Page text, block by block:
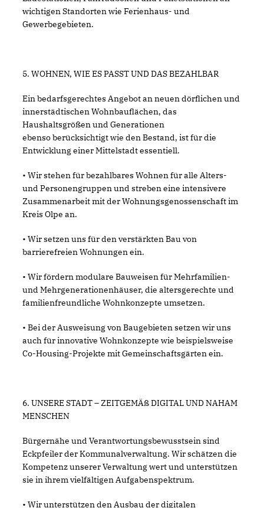
wichtigen Standorten wie Ferienhaus- und
Gewerbegebieten.
5. WOHNEN, WIE ES PASST UND DAS BEZAHLBAR
Ein bedarfsgerechtes Angebot an neuen dörflichen und
innerstädtischen Wohnbauflächen, das
Haushaltsgrößen und Generationen
ebenso berücksichtigt wie den Bestand, ist für die
Entwicklung einer Mittelstadt essentiell.
• Wir stehen für bezahlbares Wohnen für alle Alters-
und Personengruppen und streben eine intensivere
Zusammenarbeit mit der Wohnungsgenossenschaft im
Kreis Olpe an.
• Wir setzen uns für den verstärkten Bau von
barrierefreien Wohnungen ein.
• Wir fördern modulare Bauweisen für Mehrfamilien-
und Mehrgenerationenhäuser, die altersgerechte und
familienfreundliche Wohnkonzepte umsetzen.
• Bei der Ausweisung von Baugebieten setzen wir uns
auch für innovative Wohnkonzepte wie beispielsweise
Co-Housing-Projekte mit Gemeinschaftsgärten ein.
6. UNSERE STADT – ZEITGEMÄß DIGITAL UND NAHAM
MENSCHEN
Bürgernähe und Verantwortungsbewusstsein sind
Eckpfeiler der Kommunalverwaltung. Wir schätzen die
Kompetenz unserer Verwaltung wert und unterstützen
sie in ihrem vielfältigen Aufgabenspektrum.
• Wir unterstützen den Ausbau der digitalen